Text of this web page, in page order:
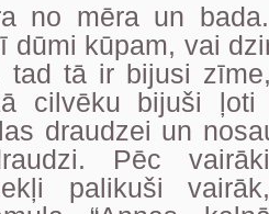
no mēra un
dūmi kūpam, vai
tad tā ir bijusi
cilvēku bijuši ļoti
draudzei un
Pēc
palikuši